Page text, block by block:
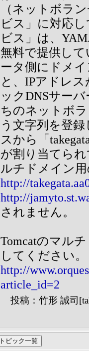
（ネットボラ
ビス」に対応
ビス」は、
無料で提供し
ータ側にドメ
と、IPアドレ
ックDNSサー
ちのネットボ
う文字列を登
スから「
が割り当てら
ルチドメイン
http://
http://
されません。
Tomcatのマル
してください。
http://
article_id=2
投稿：竹形 誠司